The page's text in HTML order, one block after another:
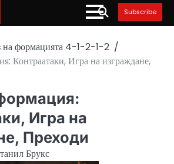
Subscribe
на формацията 4-1-2-1-2
Контраатаки, Игра на изграждане,
Игра на
Преходи
Брукс